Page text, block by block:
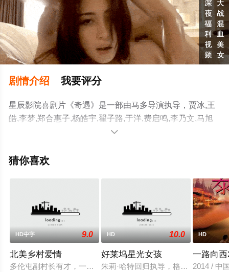
剧情介绍 我要评分
星辰影院喜剧片《奇遇》是一部由马多导演执导，贾冰,王
皓,李梦,郑合惠子,杨皓宇,翟子路,于洋,费启鸣,李乃文,马旭
东,邓帅,李治良,冯满,郝瀚,李飞,小沈阳,徐浩伦,谭湘文,唐香
删减完整版电影大全就来星辰影视，更多相关信息可移步

猜你喜欢
HD中字 9.0
北美乡村爱情
多伦屯副村长有才，一直想让自己的女儿三丫嫁给在城里发了
HD 10.0
好莱坞星光女孩
朱莉·哈特回归执导，格蕾丝·万德沃
HD
一路向
2014 / 中